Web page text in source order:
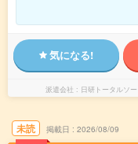
気になる!
派遣会社 日研トータルソ
未読 掲載日 2026/08/09